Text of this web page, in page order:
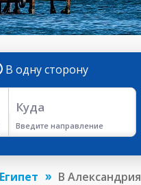
В одну сторону
Куда
Введите направление
В Александрия